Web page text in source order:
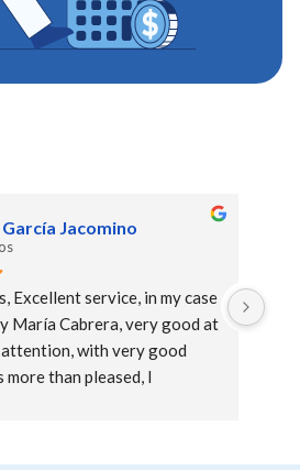
Jacomino
Excellent service, in my case
María Cabrera, very good at
with very good
than pleased, I